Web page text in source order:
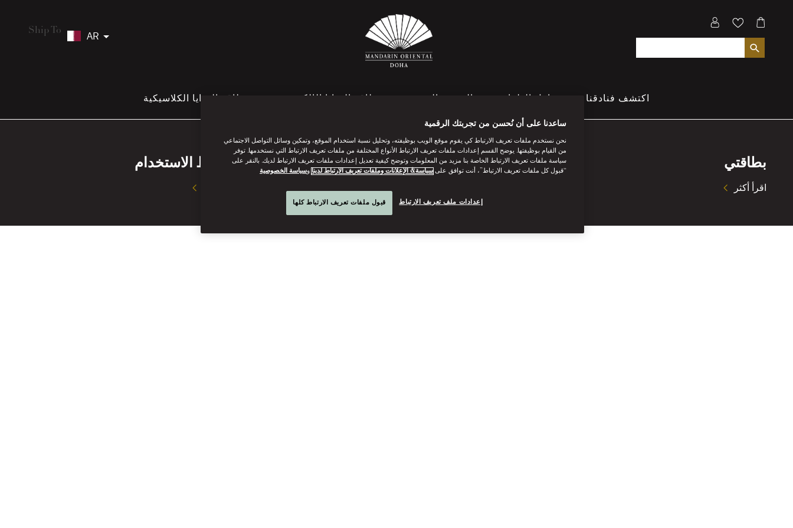
Ship To AR
بطاقة الهدايا الكلاسيكية بطاقة الهدايا الإلكترونية المنتجع الصحي تناول الطعام اكتشف فنادقنا
شروط الاستخدام أسئلة وأجوبة بطاقتي
اقرأ أكثر
ساعدنا على أن نُحسن من تجربتك الرقمية
نحن نستخدم ملفات تعريف الارتباط كي يقوم موقع الويب بوظيفته، وتحليل نسبة استخدام الموقع، وتمكين وسائل التواصل الاجتماعي
من القيام بوظيفتها. يوضح القسم إعدادات ملفات تعريف الارتباط الأنواع المختلفة من ملفات تعريف الارتباط التي نستخدمها. توفر
سياسة ملفات تعريف الارتباط الخاصة بنا مزيد من المعلومات وتوضح كيفية تعديل إعدادات ملفات تعريف الارتباط لديك. بالنقر على
“قبول كل ملفات تعريف الارتباط”، أنت توافق على سياسة& الإعلانات وملفات تعريف الارتباط لدينا وسياسة الخصوصية
إعدادات ملف تعريف الارتباط قبول ملفات تعريف الارتباط كلها